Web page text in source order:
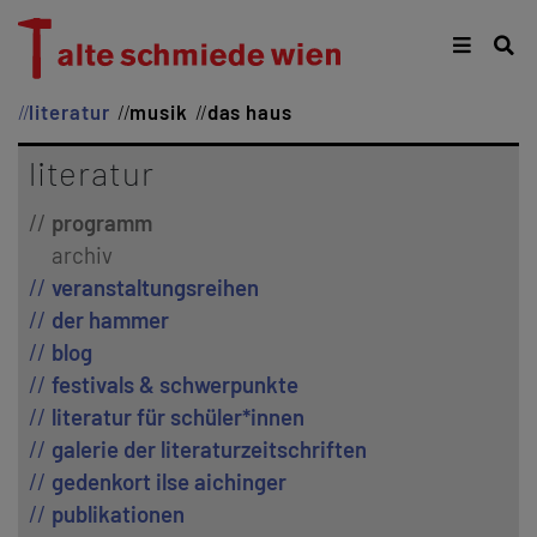
literatur musik das haus
literatur
programm
archiv
veranstaltungsreihen
der hammer
blog
festivals & schwerpunkte
literatur für schüler*innen
galerie der literaturzeitschriften
gedenkort ilse aichinger
publikationen